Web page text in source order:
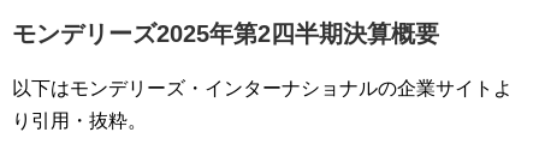
モンデリーズ2025年第2四半期決算概要
以下はモンデリーズ・インターナショナルの企業サイトよ
り引用・抜粋。